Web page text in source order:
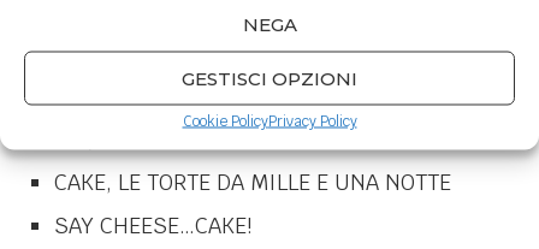
NEGA
GESTISCI OPZIONI
Cookie PolicyPrivacy Policy
Il libro è composto da 5 sezioni e 27 ricette:
PIE, LE CROSTATE D’OLTREOCEANO
CAKE, LE TORTE DA MILLE E UNA NOTTE
SAY CHEESE…CAKE!